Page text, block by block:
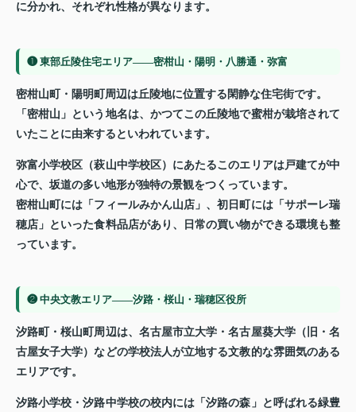
に分かれ、それぞれ性格が異なります。
❶ 東部丘陵住宅エリア——密柑山・陽明・八勝通・弥富
密柑山町・陽明町周辺は丘陵地に位置する閑静な住宅街です。
「密柑山」という地名は、かつてこの丘陵地で蜜柑が栽培されて
いたことに由来するといわれています。
弥富小学校区（萩山中学校区）にあたるこのエリアは戸建てが中
心で、坂道の多い地形が独特の景観をつくっています。
密柑山町には「フィールみかん山店」、初日町には「サポーレ瑞
穂店」といった食料品店があり、日常の買い物ができる環境も整
っています。
❷ 中央文教エリア——汐路・桜山・瑞穂区役所
汐路町・桜山町周辺は、名古屋市立大学・名古屋葵大学（旧・名
古屋女子大学）などの学校法人が立地する文教的な雰囲気のある
エリアです。
汐路小学校・汐路中学校の校内には「汐路の森」と呼ばれる緑豊